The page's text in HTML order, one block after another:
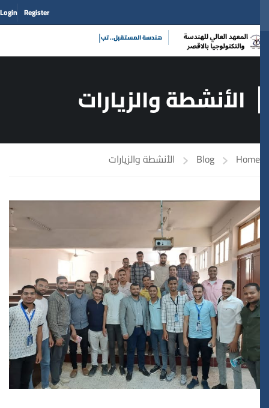
Register
Login
هندسة المستقبل|
الأنشطة والزيارات
Home
Blog الأنشطة والزيارات